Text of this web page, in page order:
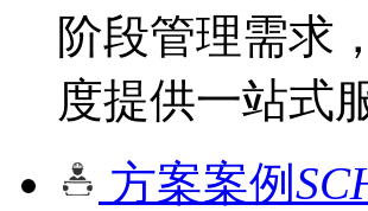
阶段管理需求
度提供一站式
方案案例